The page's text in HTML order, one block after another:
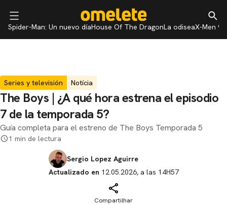
Spider-Man: Un nuevo díaHouse Of The DragonLa odiseaX-Men 97
Series y televisión Notícia
The Boys | ¿A qué hora estrena el episodio
7 de la temporada 5?
Guía completa para el estreno de The Boys Temporada 5
1 min de lectura
Sergio Lopez Aguirre
Actualizado en 12.05.2026, a las 14H57
Compartilhar